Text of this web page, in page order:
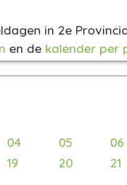
in 2e
en de kalender per
04 05
06
19 20 21